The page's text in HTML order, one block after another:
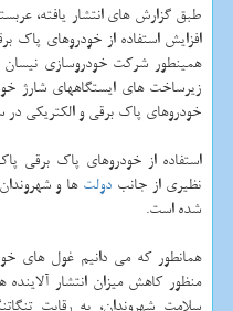
طبق گزارش های انتشار یافته،
افزایش استفاده از خودروهای پاك
همینطور شركت خودروسازی نیسان
زیرساخت های ایستگاههای شارژ
خودروهای پاك برقی و الكتریكی در
استفاده از خودروهای پاك برقی
نظیری از جانب دولت ها و
شده است.
همانطور كه می دانیم غول های
منظور كاهش میزان انتشار
سلامت شهروندان، به رقابت